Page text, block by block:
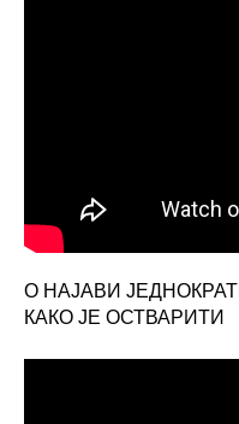
О НАЈАВИ
КАКО ЈЕ ОСТВАРИТИ